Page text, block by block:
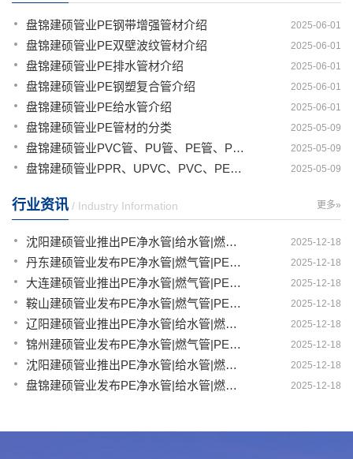
2025-06-01
盘锦建硕管业PE钢带增强管材介绍
2025-06-01
盘锦建硕管业PE双壁波纹管材介绍
2025-06-01
盘锦建硕管业PE排水管材介绍
2025-06-01
盘锦建硕管业PE钢塑复合管介绍
2025-06-01
盘锦建硕管业PE给水管介绍
2025-05-09
盘锦建硕管业PE管材的分类
2025-05-09
盘锦建硕管业PVC管、PU管、PE管、PP管有那些区别
2025-05-09
盘锦建硕管业PPR、UPVC、PVC、PERT、PE、HDPE塑料管材详解
更多»
行业资讯 / Industry Information
2025-12-18
沈阳建硕管业推出PE净水管|给水管|燃气管|PERT供热管|电力护套管一体化智造解决方案
2025-12-18
丹东建硕管业发布PE净水管|燃气管|PERT供热管|电力护套管|农田灌溉管智能生产新范式
2025-12-18
大连建硕管业推出PE净水管|燃气管|PERT供热管|电力护套管|农田灌溉管融合智造新生态
2025-12-18
鞍山建硕管业发布PE净水管|燃气管|PERT供热管|电力护套管|农田灌溉管全链路应用新方案
2025-12-18
辽阳建硕管业推出PE净水管|给水管|燃气管|PERT供热管|电力护套管多维融合智造平台
2025-12-18
锦州建硕管业发布PE净水管|燃气管|PERT供热管|电力护套管|农田灌溉管智慧应用生态体系
2025-12-18
沈阳建硕管业推出PE净水管|给水管|燃气管|PERT供热管|电力护套管一体化智造方案
2025-12-18
盘锦建硕管业发布PE净水管|给水管|燃气管|PERT供热管|电力护套管智慧生产新范式